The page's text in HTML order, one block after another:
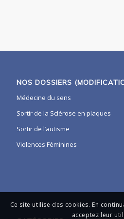
NOS DOSSIERS
Médecine du sens
Sortir de la Sclérose en plaques
Sortir de l’autisme
Violences Féminines
Ce site utilise des cookies. En
acceptez leur